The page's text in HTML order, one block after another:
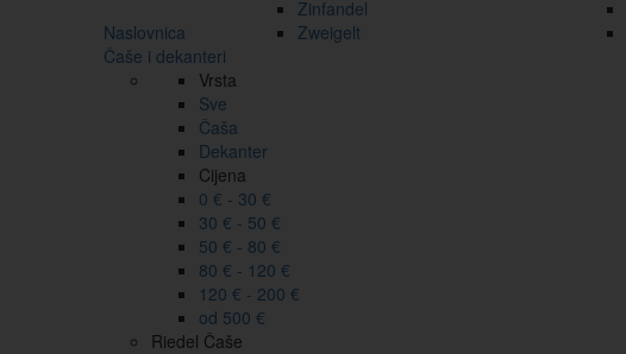
Naslovnica
Zinfandel
Zweigelt
Čaše i dekanteri
Vrsta
Sve
Čaša
Dekanter
Cijena
0 € - 30 €
30 € - 50 €
50 € - 80 €
80 € - 120 €
120 € - 200 €
od 500 €
Riedel Čaše